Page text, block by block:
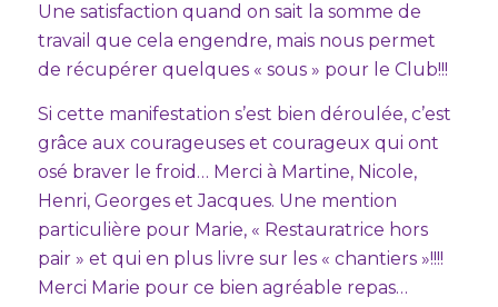
Une satisfaction quand on sait la somme de
travail que cela engendre, mais nous permet
de récupérer quelques « sous » pour le Club!!!
Si cette manifestation s’est bien déroulée, c’est
grâce aux courageuses et courageux qui ont
osé braver le froid… Merci à Martine, Nicole,
Henri, Georges et Jacques. Une mention
particulière pour Marie, « Restauratrice hors
pair » et qui en plus livre sur les « chantiers »!!!!
Merci Marie pour ce bien agréable repas…